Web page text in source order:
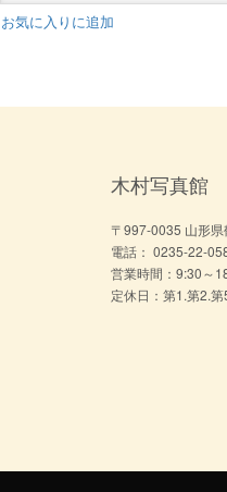
お気に入りに追加
木村写真館
〒997-0035 山形県
電話： 0235-22-
営業時間：9:30～
定休日：第1.第2.第